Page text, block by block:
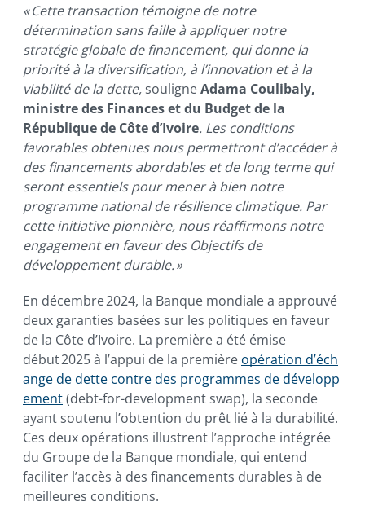
« Cette transaction témoigne de notre
détermination sans faille à appliquer notre
stratégie globale de financement, qui donne la
priorité à la diversification, à l’innovation et à la
viabilité de la dette, souligneAdama Coulibaly,
ministre des Finances et du Budget de la
République de Côte d’Ivoire. Les conditions
favorables obtenues nous permettront d’accéder à
des financements abordables et de long terme qui
seront essentiels pour mener à bien notre
programme national de résilience climatique. Par
cette initiative pionnière, nous réaffirmons notre
engagement en faveur des Objectifs de
développement durable. »
En décembre 2024, la Banque mondiale a approuvé
deux garanties basées sur les politiques en faveur
de la Côte d’Ivoire. La première a été émise
début 2025 à l’appui de la première opération d’éch
ange de dette contre des programmes de développ
ement(debt-for-development swap), la seconde
ayant soutenu l’obtention du prêt lié à la durabilité.
Ces deux opérations illustrent l’approche intégrée
du Groupe de la Banque mondiale, qui entend
faciliter l’accès à des financements durables à de
meilleures conditions.